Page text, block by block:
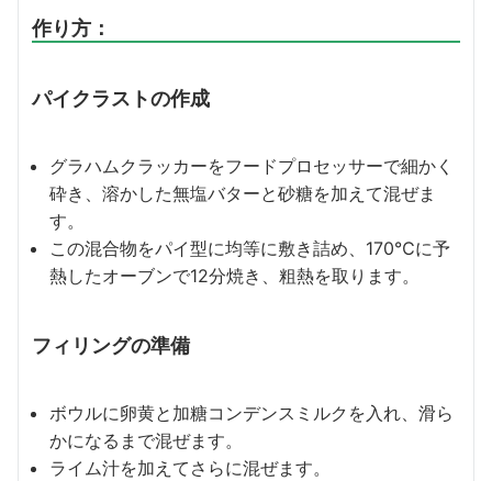
作り方：
パイクラストの作成
グラハムクラッカーをフードプロセッサーで細かく
砕き、溶かした無塩バターと砂糖を加えて混ぜま
す。
この混合物をパイ型に均等に敷き詰め、170℃に予
熱したオーブンで12分焼き、粗熱を取ります。
フィリングの準備
ボウルに卵黄と加糖コンデンスミルクを入れ、滑ら
かになるまで混ぜます。
ライム汁を加えてさらに混ぜます。